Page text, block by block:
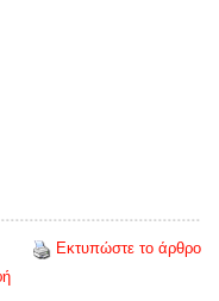
Εκτυπώστε το άρθρο